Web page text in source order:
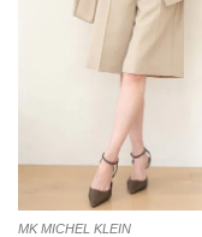
MK MICHEL KLEIN